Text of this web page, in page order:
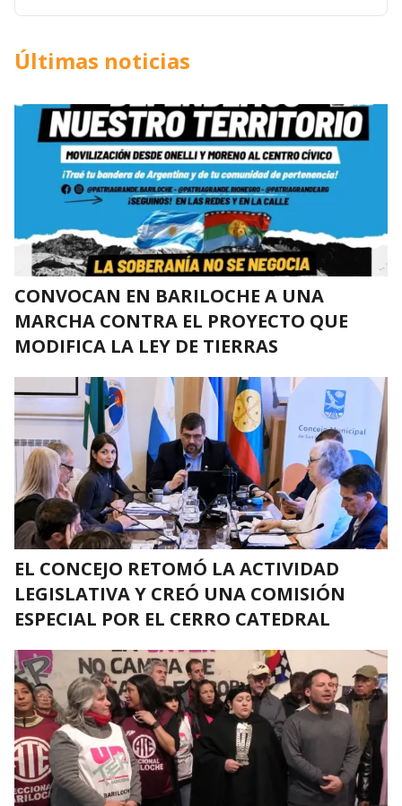
Últimas noticias
CONVOCAN EN BARILOCHE A UNA
MARCHA CONTRA EL PROYECTO QUE
MODIFICA LA LEY DE TIERRAS
EL CONCEJO RETOMÓ LA ACTIVIDAD
LEGISLATIVA Y CREÓ UNA COMISIÓN
ESPECIAL POR EL CERRO CATEDRAL